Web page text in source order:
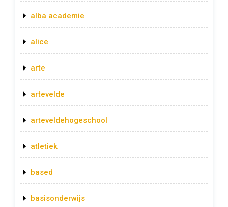
alba academie
alice
arte
artevelde
arteveldehogeschool
atletiek
based
basisonderwijs